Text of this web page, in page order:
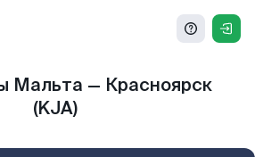
Мальта — Красноярск
(KJA)